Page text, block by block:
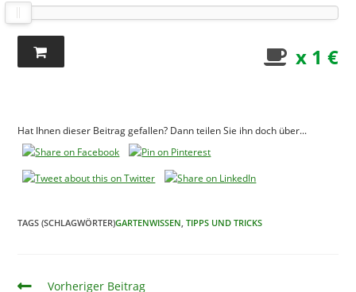
x 1 €
Hat Ihnen dieser Beitrag gefallen? Dann teilen Sie ihn doch über...
TAGS (SCHLAGWÖRTER)GARTENWISSEN, TIPPS UND TRICKS
ArtikelVorheriger Beitrag